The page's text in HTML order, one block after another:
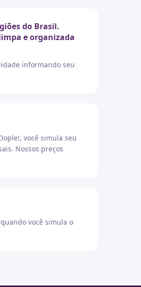
do Brasil.
e organizada
informando seu
você simula seu
Nossos preços
você simula o